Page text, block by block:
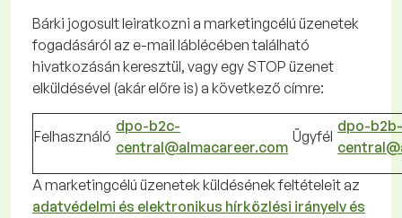
Bárki jogosult leiratkozni a marketingcélú üzenetek
fogadásáról az e-mail láblécében található
hivatkozásán keresztül, vagy egy STOP üzenet
elküldésével (akár előre is) a következő címre:
Felhasználó
dpo-b2c-
central@almacareer.com
Ügyfél
dpo-b2b-
A marketingcélú üzenetek küldésének feltételeit az
adatvédelmi és elektronikus hírközlési irányelv és